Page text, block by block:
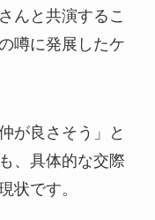
んと共演するこ
噂に発展したケ
が良さそう」と
、具体的な交際
状です。